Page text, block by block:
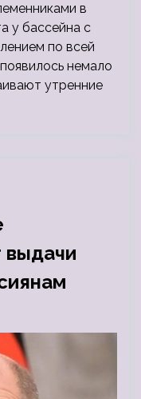
в
у бассейна с
по всей
немало
утренние
выдачи